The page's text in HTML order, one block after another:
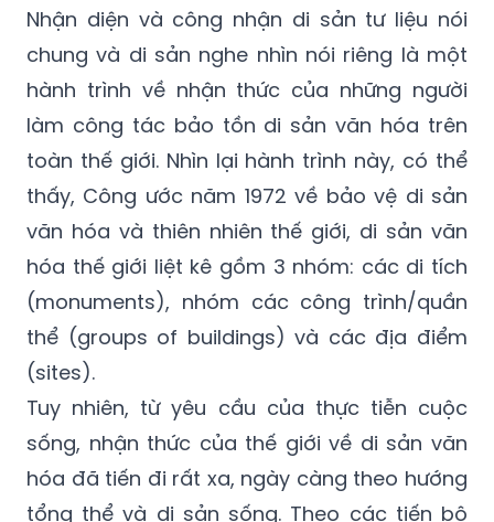
Nhận diện và công nhận di sản tư liệu nói
chung và di sản nghe nhìn nói riêng là một
hành trình về nhận thức của những người
làm công tác bảo tồn di sản văn hóa trên
toàn thế giới. Nhìn lại hành trình này, có thể
thấy, Công ước năm 1972 về bảo vệ di sản
văn hóa và thiên nhiên thế giới, di sản văn
hóa thế giới liệt kê gồm 3 nhóm: các di tích
(monuments), nhóm các công trình/quần
thể (groups of buildings) và các địa điểm
(sites).
Tuy nhiên, từ yêu cầu của thực tiễn cuộc
sống, nhận thức của thế giới về di sản văn
hóa đã tiến đi rất xa, ngày càng theo hướng
tổng thể và di sản sống. Theo các tiến bộ